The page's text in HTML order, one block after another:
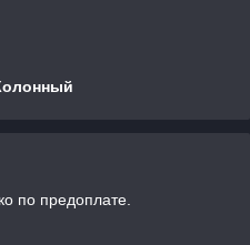
по предоплате.